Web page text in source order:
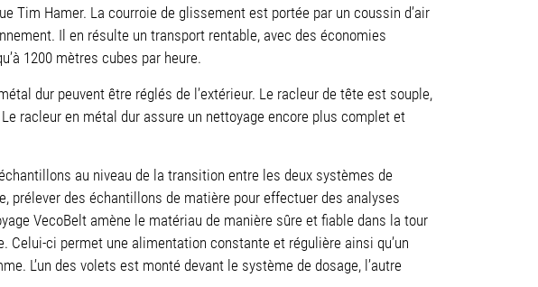
Tim Hamer. La courroie de glissement est portée par un coussin d’air
Il en résulte un transport rentable, avec des économies
1200 mètres cubes par heure.
dur peuvent être réglés de l’extérieur. Le racleur de tête est souple,
racleur en métal dur assure un nettoyage encore plus complet et
au niveau de la transition entre les deux systèmes de
prélever des échantillons de matière pour effectuer des analyses
VecoBelt amène le matériau de manière sûre et fiable dans la tour
ci permet une alimentation constante et régulière ainsi qu’un
L’un des volets est monté devant le système de dosage, l’autre